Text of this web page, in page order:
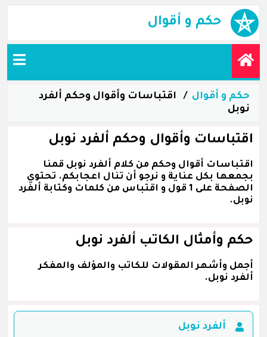
حكم و أقوال
حكم و أقوال
اقتباسات وأقوال وحكم ألفرد
نوبل
اقتباسات وأقوال وحكم ألفرد نوبل
اقتباسات أقوال وحكم من كلام ألفرد نوبل قمنا
بجمعها بكل عناية و نرجو أن تنال اعجابكم. تحتوي
الصفحة على 1 قول و اقتباس من كلمات وكتابة ألفرد
نوبل.
حكم وأمثال الكاتب ألفرد نوبل
أجمل وأشهر المقولات للكاتب والمؤلف والمفكر
ألفرد نوبل.
ألفرد نوبل